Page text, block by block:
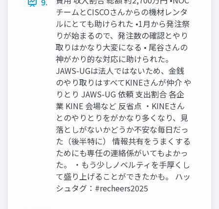
チームとCISCOさんからの機材レンタ
ルにとても助けられた •1月から発注祭
りが始まるので、発注数の確認とやり
取りはかなり大変になる • 尾谷さんの
神がかり的な対応に助けられた。
JAWS-UGは法人ではないため、金銭
のやり取りはすべてKINEさんが仲介 や
りとり JAWS-UG 依頼 支出割合 各企
業 KINE 会場など 反省点 ・KINEさん
とのやりとりをがかなり多くなり、見
落としがないかどうか不安な毎日だっ
た（後半特に） 情報共有をうまくする
ためにも専任の連絡係がいてもよかっ
た。 ・もう少しノベルティを手厚くし
て盛り上げることができたかも。 ハッ
シュタグ：#recheers2025